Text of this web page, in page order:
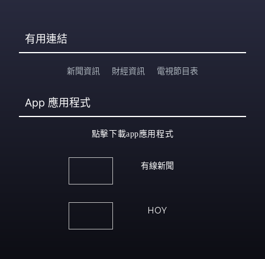
有用連結
新聞資訊 財經資訊 電視節目表
App 應用程式
點擊下載app應用程式
有線新聞
HOY